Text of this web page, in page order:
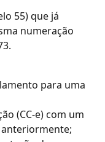
55) que já
numeração
para uma
(CC-e) com um